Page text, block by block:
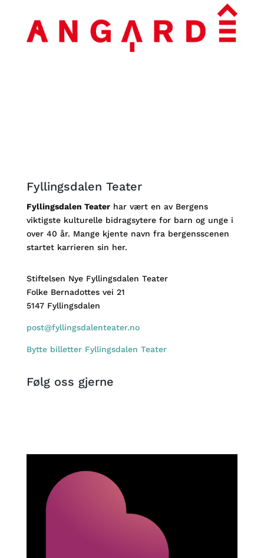
Fyllingsdalen Teater
Fyllingsdalen Teaterhar vært en av Bergens
viktigste kulturelle bidragsytere for barn og unge i
over 40 år. Mange kjente navn fra bergensscenen
startet karrieren sin her.
Stiftelsen Nye Fyllingsdalen Teater
Folke Bernadottes vei 21
5147 Fyllingsdalen
post@fyllingsdalenteater.no
Bytte billetter Fyllingsdalen Teater
Følg oss gjerne